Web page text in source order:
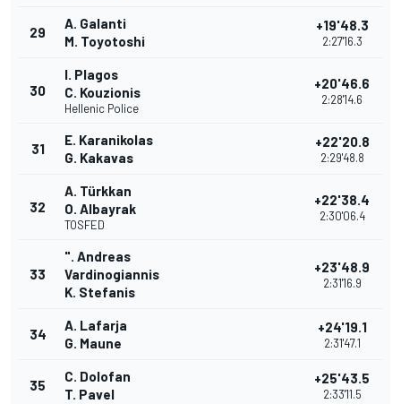
29
A. Galanti
M. Toyotoshi
+19'48.3
2:27'16.3
30
I. Plagos
C. Kouzionis
Hellenic Police
+20'46.6
2:28'14.6
31
E. Karanikolas
G. Kakavas
+22'20.8
2:29'48.8
32
A. Türkkan
O. Albayrak
TOSFED
+22'38.4
2:30'06.4
33
". Andreas
Vardinogiannis
K. Stefanis
+23'48.9
2:31'16.9
34
A. Lafarja
G. Maune
+24'19.1
2:31'47.1
35
C. Dolofan
T. Pavel
+25'43.5
2:33'11.5